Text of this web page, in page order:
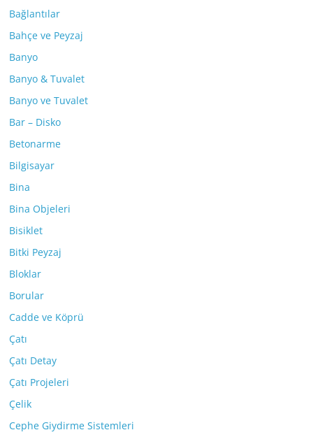
Bağlantılar
Bahçe ve Peyzaj
Banyo
Banyo & Tuvalet
Banyo ve Tuvalet
Bar – Disko
Betonarme
Bilgisayar
Bina
Bina Objeleri
Bisiklet
Bitki Peyzaj
Bloklar
Borular
Cadde ve Köprü
Çatı
Çatı Detay
Çatı Projeleri
Çelik
Cephe Giydirme Sistemleri